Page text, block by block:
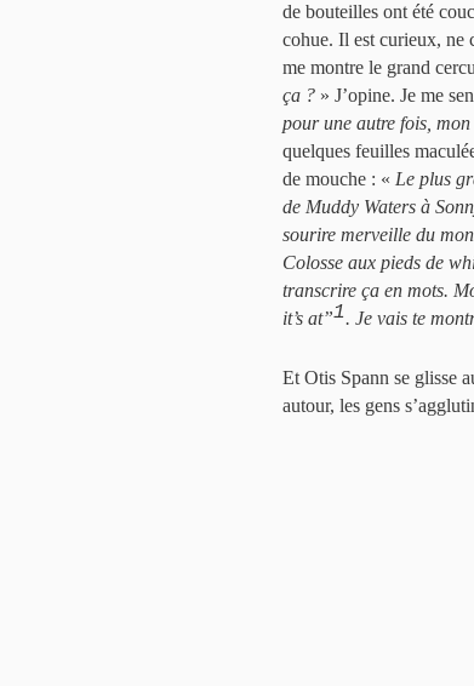
de bouteilles ont été
cohue. Il est curieux, ne
me montre le grand
ça ? » J’opine. Je me
pour une autre fois,
quelques feuilles
de mouche : « Le plus
de Muddy Waters à
sourire merveille du
Colosse aux pieds de
transcrire ça en mots.
it’s at”1. Je vais te
Et Otis Spann se glisse
autour, les gens